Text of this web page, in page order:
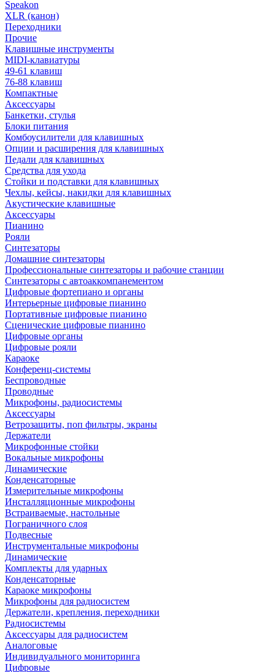
Speakon
XLR (канон)
Переходники
Прочие
Клавишные инструменты
MIDI-клавиатуры
49-61 клавиш
76-88 клавиш
Компактные
Аксессуары
Банкетки, стулья
Блоки питания
Комбоусилители для клавишных
Опции и расширения для клавишных
Педали для клавишных
Средства для ухода
Стойки и подставки для клавишных
Чехлы, кейсы, накидки для клавишных
Акустические клавишные
Аксессуары
Пианино
Рояли
Синтезаторы
Домашние синтезаторы
Профессиональные синтезаторы и рабочие станции
Синтезаторы с автоаккомпанементом
Цифровые фортепиано и органы
Интерьерные цифровые пианино
Портативные цифровые пианино
Сценические цифровые пианино
Цифровые органы
Цифровые рояли
Караоке
Конференц-системы
Беспроводные
Проводные
Микрофоны, радиосистемы
Аксессуары
Ветрозащиты, поп фильтры, экраны
Держатели
Микрофонные стойки
Вокальные микрофоны
Динамические
Конденсаторные
Измерительные микрофоны
Инсталляционные микрофоны
Встраиваемые, настольные
Пограничного слоя
Подвесные
Инструментальные микрофоны
Динамические
Комплекты для ударных
Конденсаторные
Караоке микрофоны
Микрофоны для радиосистем
Держатели, крепления, переходники
Радиосистемы
Аксессуары для радиосистем
Аналоговые
Индивидуального мониторинга
Цифровые